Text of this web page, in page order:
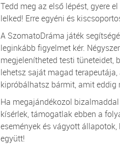
Tedd meg az első lépést, gyere
lelked! Erre egyéni és
A SzomatoDráma játék
leginkább figyelmet kér.
megjelenítheted testi tüneteidet,
lehetsz saját magad
kipróbálhatsz bármit, amit eddig
Ha megajándékozol
kísérlek, támogatlak ebben a
események és vágyott
együtt!